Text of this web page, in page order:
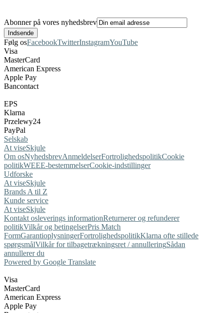
Abonner på vores nyhedsbrev
Følg osFacebookTwitterInstagramYouTube
Visa
MasterCard
American Express
Apple Pay
Bancontact
EPS
Klarna
Przelewy24
PayPal
Selskab
At viseSkjule
Om osNyhedsbrevAnmeldelserFortrolighedspolitikCookie
politikWEEE-bestemmelserCookie-indstillinger
Udforske
At viseSkjule
Brands A til Z
Kunde service
At viseSkjule
Kontakt osleverings informationReturnerer og refunderer
politikVilkår og betingelserPris Match
FormGarantioplysningerFortrolighedspolitikKlarna ofte stillede
spørgsmålVilkår for tilbagetrækningsret / annulleringSådan
annullerer du
Powered by Google Translate
Visa
MasterCard
American Express
Apple Pay